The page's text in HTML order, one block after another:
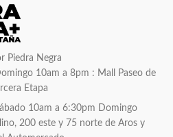
Piedra Negra
10am a 8pm : Mall Paseo de
Etapa
10am a 6:30pm Domingo
200 este y 75 norte de Aros y